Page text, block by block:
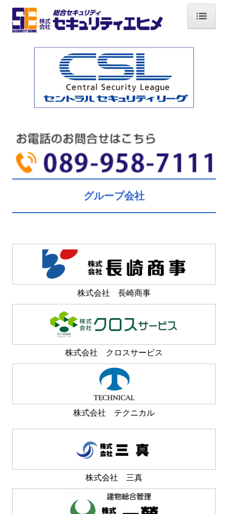
セキュリティシステム
機械警備
イベント警備
防犯・防災機器
グループ会社
グループ会社
株式会社 長崎商事
株式会社 クロスサービス
株式会社 テクニカル
株式会社 三真